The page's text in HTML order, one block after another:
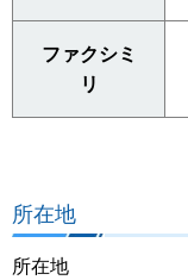
ファクシミ
リ
所在地
所在地